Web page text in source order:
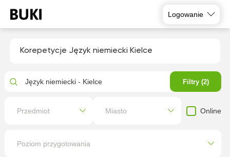
Logowanie
Korepetycje Język niemiecki Kielce
Język niemiecki - Kielce Filtry (2)
Przedmiot Miasto Online
Poziom przygotowania